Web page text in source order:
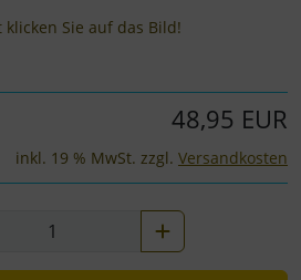
Sie auf das Bild!
48,95 EUR
inkl. 19 % MwSt. zzgl. Versandkosten